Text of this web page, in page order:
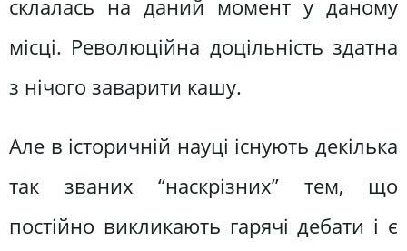
склалась на даний момент у даному
місці. Революційна доцільність здатна
з нічого заварити кашу.
Але в історичній науці існують декілька
так званих “наскрізних” тем, що
постійно викликають гарячі дебати і є